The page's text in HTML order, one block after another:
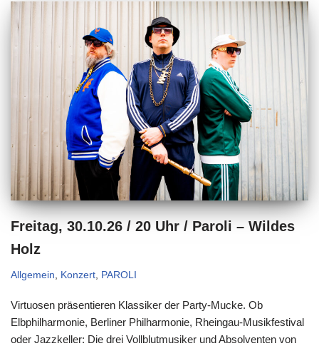
Freitag, 30.10.26 / 20 Uhr / Paroli – Wildes
Holz
Allgemein Konzert PAROLI
Virtuosen präsentieren Klassiker der Party-Mucke. Ob
Elbphilharmonie, Berliner Philharmonie, Rheingau-Musikfestival
oder Jazzkeller: Die drei Vollblutmusiker und Absolventen von